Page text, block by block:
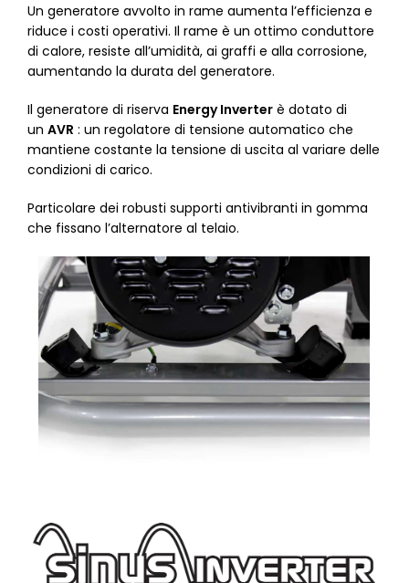
Un generatore avvolto in rame aumenta l’efficienza e
riduce i costi operativi. Il rame è un ottimo conduttore
di calore, resiste all’umidità, ai graffi e alla corrosione,
aumentando la durata del generatore.
Il generatore di riserva Energy Inverter è dotato di
un AVR : un regolatore di tensione automatico che
mantiene costante la tensione di uscita al variare delle
condizioni di carico.
Particolare dei robusti supporti antivibranti in gomma
che fissano l’alternatore al telaio.